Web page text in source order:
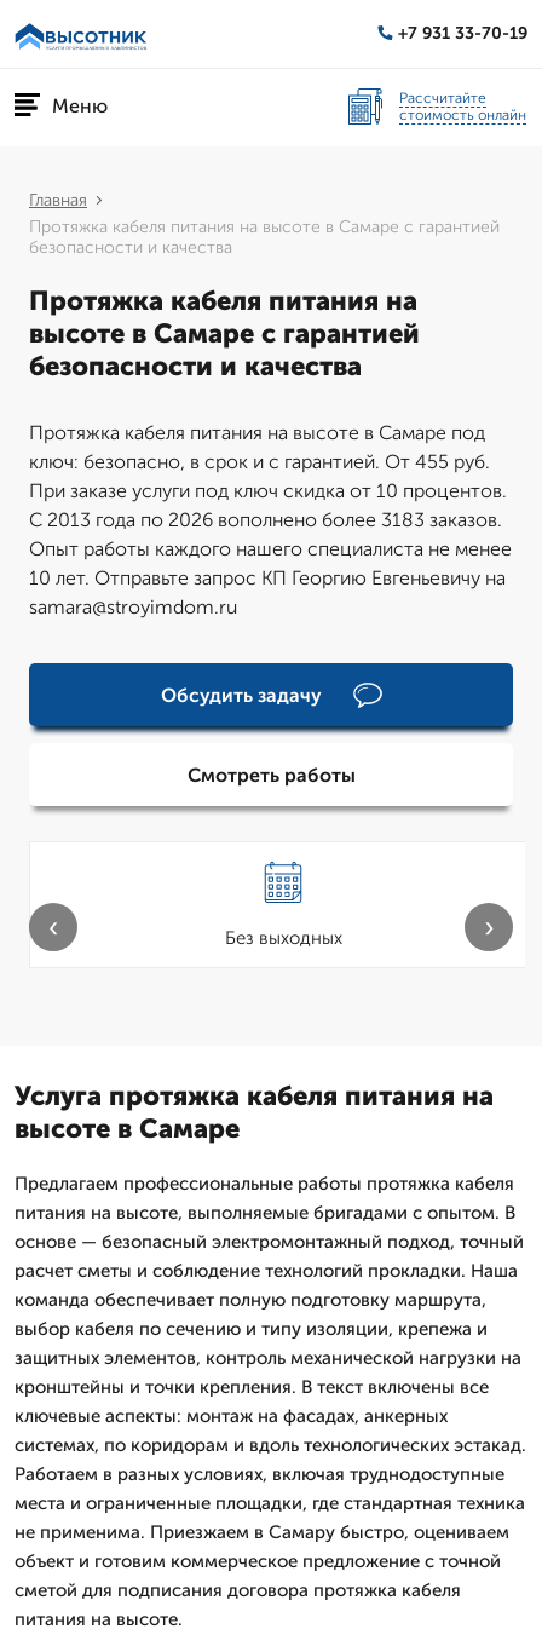
+7 931 33-70-19
Меню
Рассчитайте
стоимость онлайн
Главная
Протяжка кабеля питания на высоте в Самаре с гарантией
безопасности и качества
Протяжка кабеля питания на
высоте в Самаре с гарантией
безопасности и качества
Протяжка кабеля питания на высоте в Самаре под
ключ: безопасно, в срок и с гарантией. От 455 руб.
При заказе услуги под ключ скидка от 10 процентов.
С 2013 года по 2026 вополнено более 3183 заказов.
Опыт работы каждого нашего специалиста не менее
10 лет. Отправьте запрос КП Георгию Евгеньевичу на
samara@stroyimdom.ru
Обсудить задачу
Смотреть работы
Без выходных
‹ ›
Услуга протяжка кабеля питания на
высоте в Самаре
Предлагаем профессиональные работы протяжка кабеля
питания на высоте, выполняемые бригадами с опытом. В
основе — безопасный электромонтажный подход, точный
расчет сметы и соблюдение технологий прокладки. Наша
команда обеспечивает полную подготовку маршрута,
выбор кабеля по сечению и типу изоляции, крепежа и
защитных элементов, контроль механической нагрузки на
кронштейны и точки крепления. В текст включены все
ключевые аспекты: монтаж на фасадах, анкерных
системах, по коридорам и вдоль технологических эстакад.
Работаем в разных условиях, включая труднодоступные
места и ограниченные площадки, где стандартная техника
не применима. Приезжаем в Самару быстро, оцениваем
объект и готовим коммерческое предложение с точной
сметой для подписания договора протяжка кабеля
питания на высоте.